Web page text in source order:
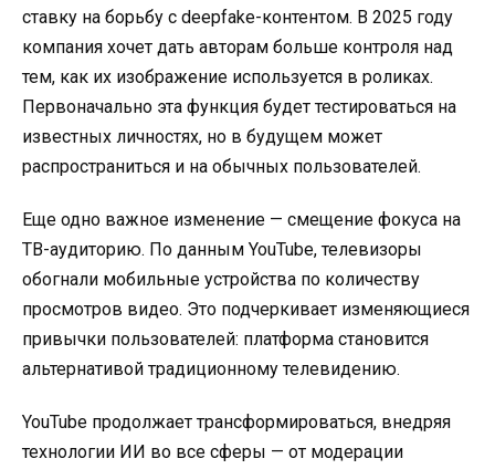
ставку на борьбу с deepfake-контентом. В 2025 году
компания хочет дать авторам больше контроля над
тем, как их изображение используется в роликах.
Первоначально эта функция будет тестироваться на
известных личностях, но в будущем может
распространиться и на обычных пользователей.
Еще одно важное изменение — смещение фокуса на
ТВ-аудиторию. По данным YouTube, телевизоры
обогнали мобильные устройства по количеству
просмотров видео. Это подчеркивает изменяющиеся
привычки пользователей: платформа становится
альтернативой традиционному телевидению.
YouTube продолжает трансформироваться, внедряя
технологии ИИ во все сферы — от модерации